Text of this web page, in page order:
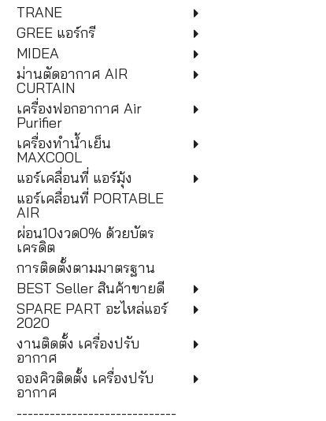
TRANE
GREE แอร์กรี
MIDEA
ม่านตัดอากาศ AIR
CURTAIN
เครื่องฟอกอากาศ Air
Purifier
เครื่องทำน้ำเย็น
MAXCOOL
แอร์เคลื่อนที่ แอร์มุ้ง
แอร์เคลื่อนที่ PORTABLE
AIR
ผ่อน10งวด0% ด้วยบัตร
เครดิต
การติดตั้งตามมาตรฐาน
BEST Seller สินค้าขายดี
SPARE PART อะไหล่แอร์
2020
งานติดตั้ง เครื่องปรับ
อากาศ
จองคิวติดตั้ง เครื่องปรับ
อากาศ
-----------------------------